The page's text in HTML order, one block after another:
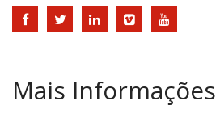
Mais Informações